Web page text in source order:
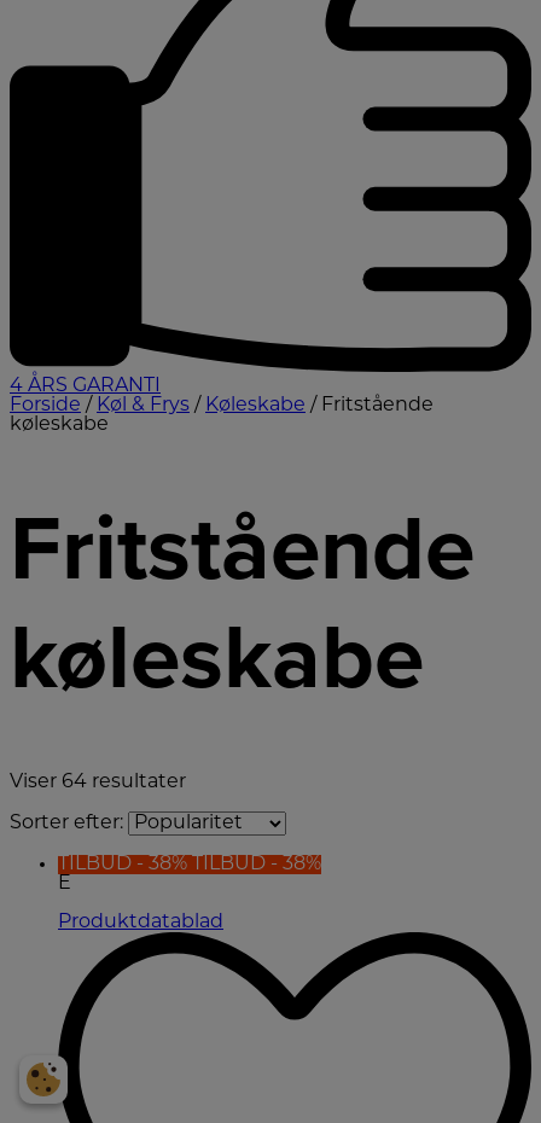
4 ÅRS GARANTI
Forside / Køl & Frys / Køleskabe / Fritstående
køleskabe
Fritstående
køleskabe
Viser 64 resultater
Sorter efter:
TILBUD - 38% TILBUD - 38%
E
Produktdatablad